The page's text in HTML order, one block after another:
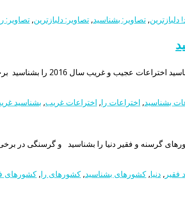
دلبازترین, تصاویر: بشناسید, تصاویر: دلبازترین, تصاویر:
بشناسید, اختراعات را, اختراعات غریب, بشناسید
گرسنه و فقیر دنیا را بشناسید و گرسنگی در
فقیر , دنیا, کشورهای بشناسید, کشورهای را, کشورهای